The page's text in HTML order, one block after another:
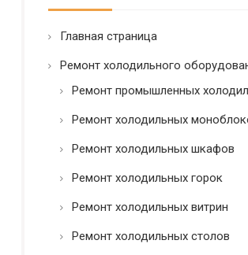
с
т
*
Главная страница
Ремонт холодильного
Ремонт промышленных
Ремонт холодильных
Ремонт холодильных шкафов
Ремонт холодильных горок
Ремонт холодильных витрин
Ремонт холодильных столов